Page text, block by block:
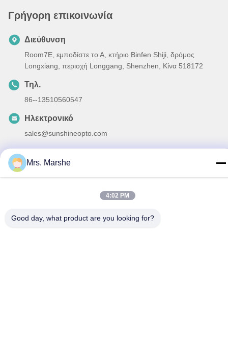
Γρήγορη επικοινωνία
Διεύθυνση
Room7E, εμποδίστε το Α, κτήριο Binfen Shiji, δρόμος
Longxiang, περιοχή Longgang, Shenzhen, Κίνα 518172
Τηλ.
86--13510560547
Ηλεκτρονικό
sales@sunshineopto.com
Sitemap| Καλή ποιότητα της Κίνας
Ενότητα φωτεινών σηματοδοτών οδηγήσεων Προμηθευτής.
Πνευματικά δικαιώματα © 2014-2026 Sunshine Opto-
Mrs. Marshe
4:02 PM
Good day, what product are you looking for?